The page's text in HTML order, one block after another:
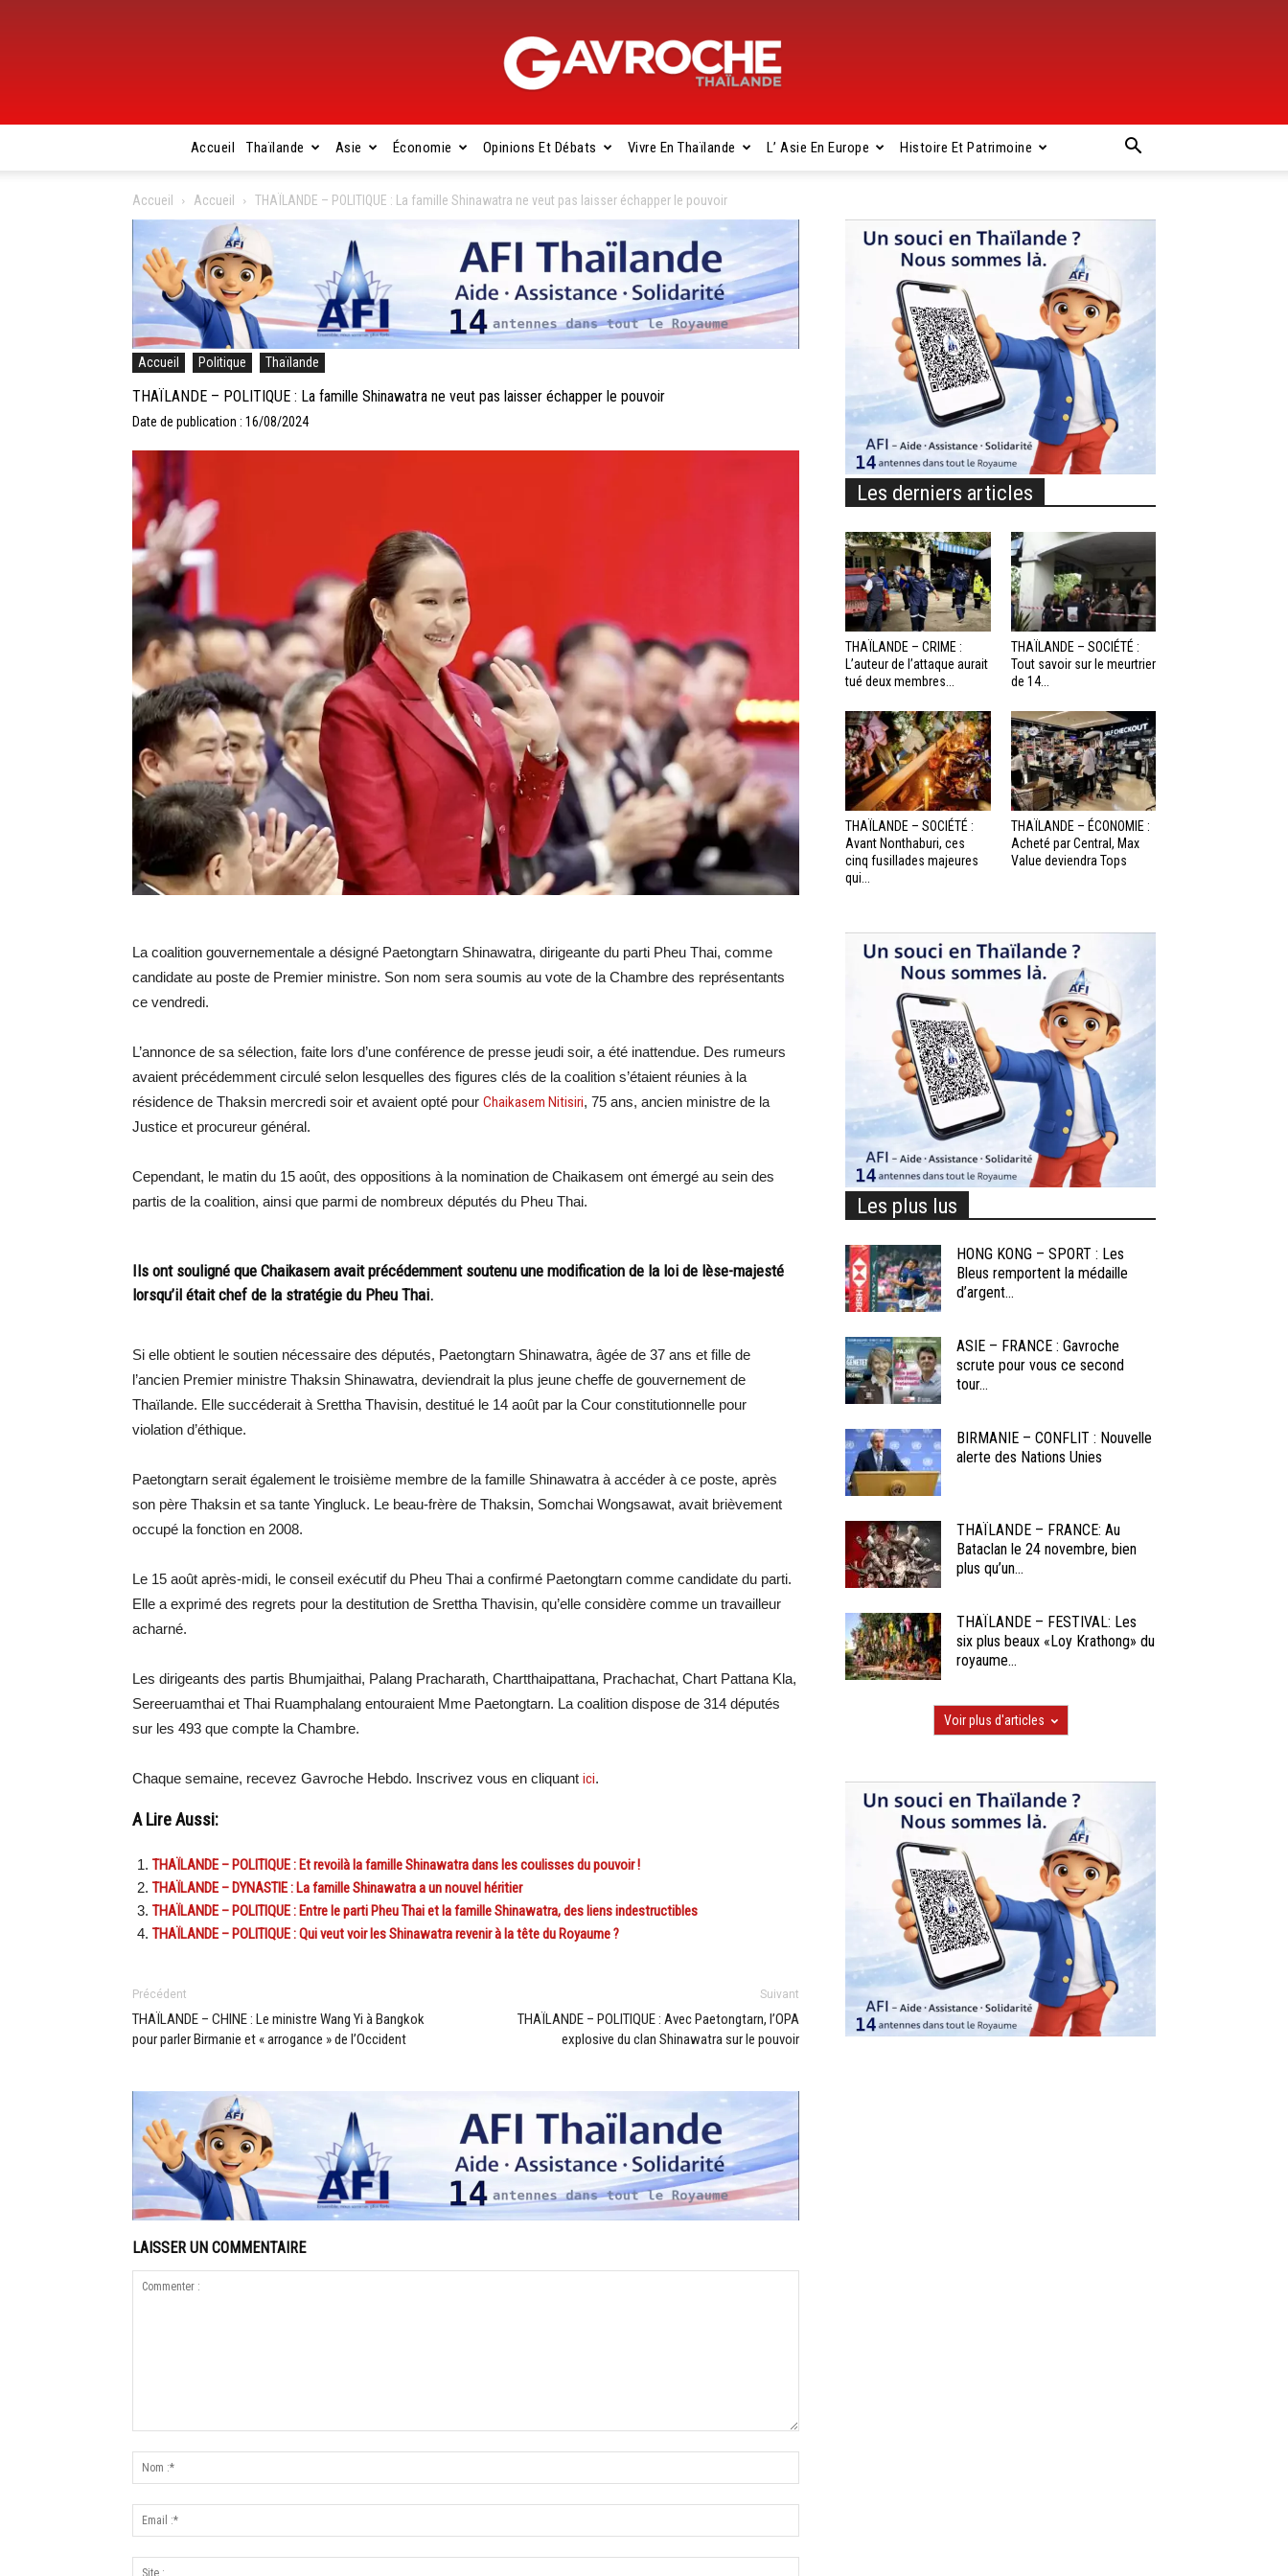
Gavroche
Thaïlande
Accueil Thaïlande Asie Économie Opinions Et Débats Vivre En Thaïlande L’ Asie En Europe Histoire Et Patrimoine
Accueil Accueil THAÏLANDE – POLITIQUE : La famille Shinawatra ne veut pas laisser échapper le pouvoir
Accueil Politique Thaïlande
THAÏLANDE – POLITIQUE : La famille Shinawatra ne veut pas laisser échapper le pouvoir
Date de publication : 16/08/2024
La coalition gouvernementale a désigné Paetongtarn Shinawatra, dirigeante du parti Pheu Thai, comme
candidate au poste de Premier ministre. Son nom sera soumis au vote de la Chambre des représentants
ce vendredi.
L’annonce de sa sélection, faite lors d’une conférence de presse jeudi soir, a été inattendue. Des rumeurs
avaient précédemment circulé selon lesquelles des figures clés de la coalition s’étaient réunies à la
résidence de Thaksin mercredi soir et avaient opté pour Chaikasem Nitisiri, 75 ans, ancien ministre de la
Justice et procureur général.
Cependant, le matin du 15 août, des oppositions à la nomination de Chaikasem ont émergé au sein des
partis de la coalition, ainsi que parmi de nombreux députés du Pheu Thai.
Ils ont souligné que Chaikasem avait précédemment soutenu une modification de la loi de lèse-majesté
lorsqu’il était chef de la stratégie du Pheu Thai.
Si elle obtient le soutien nécessaire des députés, Paetongtarn Shinawatra, âgée de 37 ans et fille de
l’ancien Premier ministre Thaksin Shinawatra, deviendrait la plus jeune cheffe de gouvernement de
Thaïlande. Elle succéderait à Srettha Thavisin, destitué le 14 août par la Cour constitutionnelle pour
violation d’éthique.
Paetongtarn serait également le troisième membre de la famille Shinawatra à accéder à ce poste, après
son père Thaksin et sa tante Yingluck. Le beau-frère de Thaksin, Somchai Wongsawat, avait brièvement
occupé la fonction en 2008.
Le 15 août après-midi, le conseil exécutif du Pheu Thai a confirmé Paetongtarn comme candidate du parti.
Elle a exprimé des regrets pour la destitution de Srettha Thavisin, qu’elle considère comme un travailleur
acharné.
Les dirigeants des partis Bhumjaithai, Palang Pracharath, Chartthaipattana, Prachachat, Chart Pattana Kla,
Sereeruamthai et Thai Ruamphalang entouraient Mme Paetongtarn. La coalition dispose de 314 députés
sur les 493 que compte la Chambre.
Chaque semaine, recevez Gavroche Hebdo. Inscrivez vous en cliquant ici.
A Lire Aussi:
THAÏLANDE – POLITIQUE : Et revoilà la famille Shinawatra dans les coulisses du pouvoir !
THAÏLANDE – DYNASTIE : La famille Shinawatra a un nouvel héritier
THAÏLANDE – POLITIQUE : Entre le parti Pheu Thai et la famille Shinawatra, des liens indestructibles
THAÏLANDE – POLITIQUE : Qui veut voir les Shinawatra revenir à la tête du Royaume ?
Précédent
THAÏLANDE – CHINE : Le ministre Wang Yi à Bangkok
pour parler Birmanie et « arrogance » de l’Occident
Suivant
THAÏLANDE – POLITIQUE : Avec Paetongtarn, l’OPA
explosive du clan Shinawatra sur le pouvoir
LAISSER UN COMMENTAIRE
Les derniers articles
THAÏLANDE – CRIME :
L’auteur de l’attaque aurait
tué deux membres...
THAÏLANDE – SOCIÉTÉ :
Tout savoir sur le meurtrier
de 14...
THAÏLANDE – SOCIÉTÉ :
Avant Nonthaburi, ces
cinq fusillades majeures
qui...
THAÏLANDE – ÉCONOMIE :
Acheté par Central, Max
Value deviendra Tops
Les plus lus
HONG KONG – SPORT : Les
Bleus remportent la médaille
d’argent...
ASIE – FRANCE : Gavroche
scrute pour vous ce second
tour...
BIRMANIE – CONFLIT : Nouvelle
alerte des Nations Unies
THAÏLANDE – FRANCE: Au
Bataclan le 24 novembre, bien
plus qu’un...
THAÏLANDE – FESTIVAL: Les
six plus beaux «Loy Krathong» du
royaume...
Voir plus d'articles